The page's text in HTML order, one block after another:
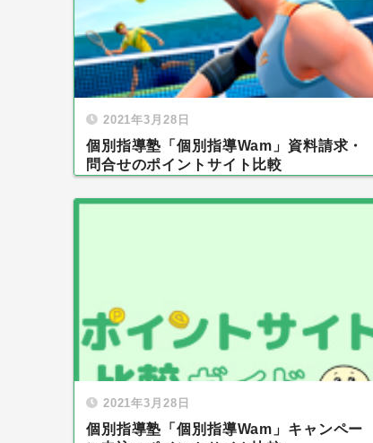
2021年3月28日
個別指導塾「個別指導Wam」資料請求・
問合せのポイントサイト比較
2021年3月28日
個別指導塾「個別指導Wam」キャンペー